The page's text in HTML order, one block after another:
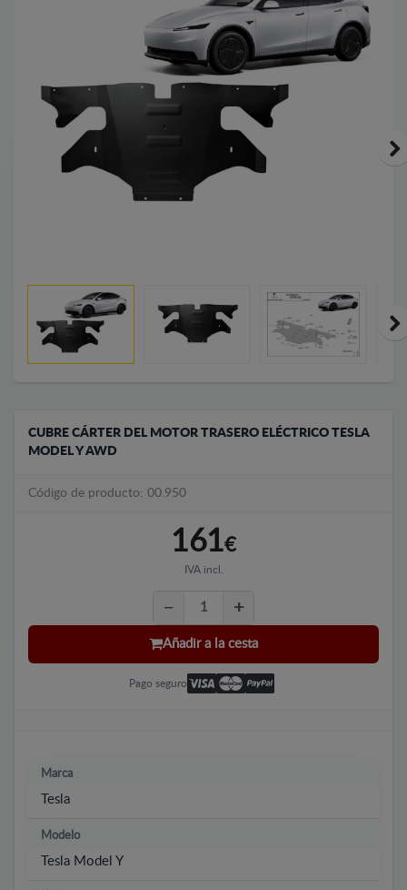
CUBRE CÁRTER DEL MOTOR TRASERO ELÉCTRICO TESLA
MODEL Y AWD
Código de producto: 00.950
161€
IVA incl.
Añadir a la cesta
Pago seguro
Marca
Tesla
Modelo
Tesla Model Y